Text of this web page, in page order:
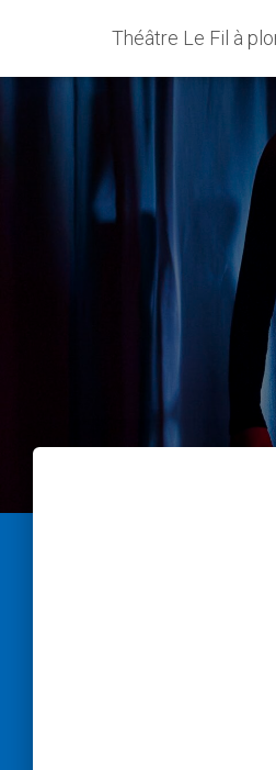
Théâtre Le Fil à